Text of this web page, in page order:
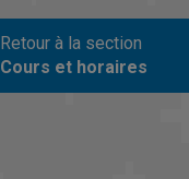
Retour à la section
Cours et horaires